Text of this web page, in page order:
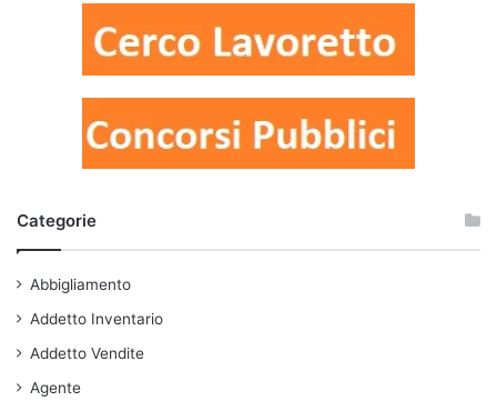
Categorie
Abbigliamento
Addetto Inventario
Addetto Vendite
Agente